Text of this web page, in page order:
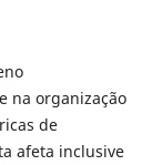
na organização
de
afeta inclusive